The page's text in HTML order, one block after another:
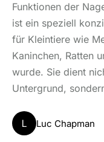
Funktionen der
ist ein speziell
für Kleintiere wie
Kaninchen, Ratten
wurde. Sie dient
Untergrund,
L Luc Chapman